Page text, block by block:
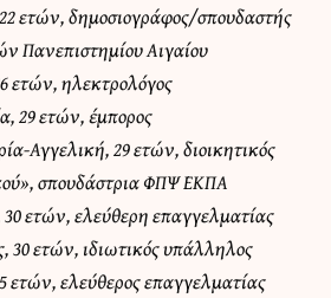
ετών, δημοσιογράφος/σπουδαστής
Πανεπιστημίου Αιγαίου
ετών, ηλεκτρολόγος
29 ετών, έμπορος
Αγγελική, 29 ετών, διοικητικός
σπουδάστρια ΦΠΨ ΕΚΠΑ
ετών, ελεύθερη επαγγελματίας
ετών, ιδιωτικός υπάλληλος
ετών, ελεύθερος επαγγελματίας